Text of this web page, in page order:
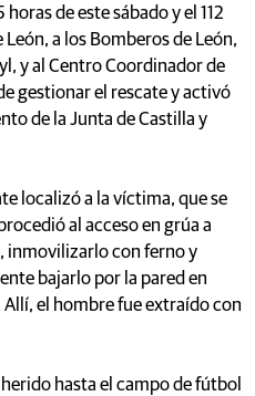
de este sábado y el 112
a los Bomberos de León,
y al Centro Coordinador de
gestionar el rescate y activó
de la Junta de Castilla y
localizó a la víctima, que se
al acceso en grúa a
inmovilizarlo con ferno y
bajarlo por la pared en
el hombre fue extraído con
hasta el campo de fútbol